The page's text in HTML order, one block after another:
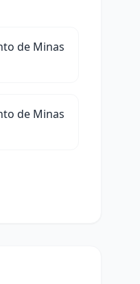
de Minas
de Minas